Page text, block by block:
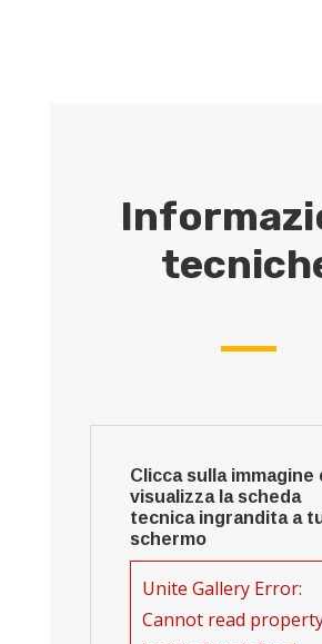
Clicca sulla immagine
visualizza la scheda
tecnica ingrandita a
schermo
Unite Gallery Error:
Cannot read